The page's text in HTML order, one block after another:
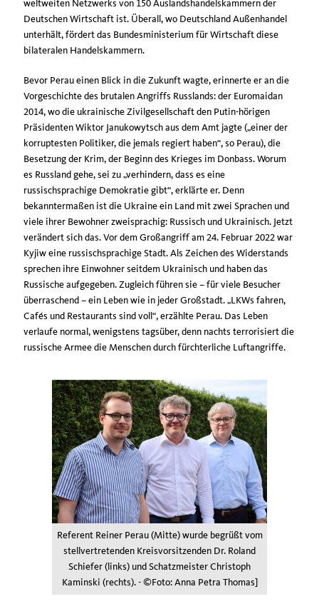
weltweiten Netzwerks von 150 Auslandshandelskammern der
Deutschen Wirtschaft ist. Überall, wo Deutschland Außenhandel
unterhält, fördert das Bundesministerium für Wirtschaft diese
bilateralen Handelskammern.
Bevor Perau einen Blick in die Zukunft wagte, erinnerte er an die
Vorgeschichte des brutalen Angriffs Russlands: der Euromaidan
2014, wo die ukrainische Zivilgesellschaft den Putin-hörigen
Präsidenten Wiktor Janukowytsch aus dem Amt jagte („einer der
korruptesten Politiker, die jemals regiert haben“, so Perau), die
Besetzung der Krim, der Beginn des Krieges im Donbass. Worum
es Russland gehe, sei zu „verhindern, dass es eine
russischsprachige Demokratie gibt“, erklärte er. Denn
bekanntermaßen ist die Ukraine ein Land mit zwei Sprachen und
viele ihrer Bewohner zweisprachig: Russisch und Ukrainisch. Jetzt
verändert sich das. Vor dem Großangriff am 24. Februar 2022 war
Kyjiw eine russischsprachige Stadt. Als Zeichen des Widerstands
sprechen ihre Einwohner seitdem Ukrainisch und haben das
Russische aufgegeben. Zugleich führen sie – für viele Besucher
überraschend – ein Leben wie in jeder Großstadt. „LKWs fahren,
Cafés und Restaurants sind voll“, erzählte Perau. Das Leben
verlaufe normal, wenigstens tagsüber, denn nachts terrorisiert die
russische Armee die Menschen durch fürchterliche Luftangriffe.
Referent Reiner Perau (Mitte) wurde begrüßt vom
stellvertretenden Kreisvorsitzenden Dr. Roland
Schiefer (links) und Schatzmeister Christoph
Kaminski (rechts). - ©Foto: Anna Petra Thomas]